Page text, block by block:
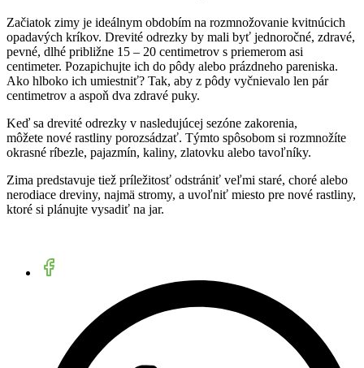
Začiatok zimy je ideálnym obdobím na rozmnožovanie kvitnúcich
opadavých kríkov. Drevité odrezky by mali byť jednoročné, zdravé,
pevné, dlhé približne 15 – 20 centimetrov s priemerom asi
centimeter. Pozapichujte ich do pôdy alebo prázdneho pareniska.
Ako hlboko ich umiestniť? Tak, aby z pôdy vyčnievalo len pár
centimetrov a aspoň dva zdravé puky.
Keď sa drevité odrezky v nasledujúcej sezóne zakorenia,
môžete nové rastliny porozsádzať. Týmto spôsobom si rozmnožíte
okrasné ríbezle, pajazmín, kaliny, zlatovku alebo tavoľníky.
Zima predstavuje tiež príležitosť odstrániť veľmi staré, choré alebo
nerodiace dreviny, najmä stromy, a uvoľniť miesto pre nové rastliny,
ktoré si plánujte vysadiť na jar.